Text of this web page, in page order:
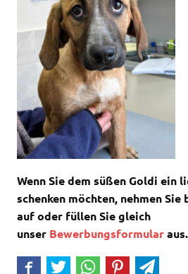
Wenn Sie dem süßen Goldi ein
schenken möchten, nehmen Sie
auf oder füllen Sie gleich
unser Bewerbungsformularaus.